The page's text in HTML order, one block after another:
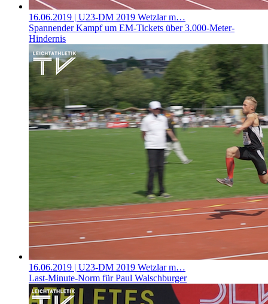
16.06.2019 | U23-DM 2019 Wetzlar m…
Spannender Kampf um EM-Tickets über 3.000-Meter-
Hindernis
16.06.2019 | U23-DM 2019 Wetzlar m…
Last-Minute-Norm für Paul Walschburger